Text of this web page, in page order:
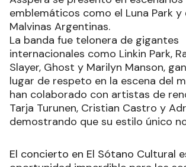
emblemáticos como el Luna Park y
Malvinas Argentinas.
La banda fue telonera de gigantes
internacionales como Linkin Park,
Slayer, Ghost y Marilyn Manson,
lugar de respeto en la escena del
han colaborado con artistas de
Tarja Turunen, Cristian Castro y
demostrando que su estilo único
El concierto en El Sótano Cultural